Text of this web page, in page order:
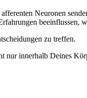
Neuronen
beeinflussen,
zu treffen.
nur innerhalb Deines